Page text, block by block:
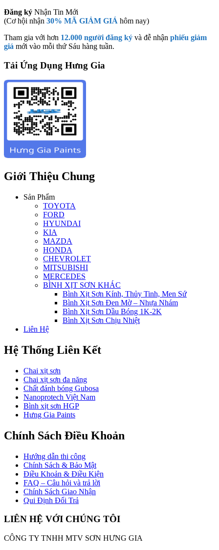
Đăng ký Nhận Tin Mới
(Cơ hội nhận 30% MÃ GIẢM GIÁ hôm nay)
Tham gia với hơn 12.000 người đăng ký và đễ nhận phiếu giảm
giá mới vào mỗi thứ Sáu hàng tuần.
Tải Ứng Dụng Hưng Gia
Giới Thiệu Chung
Sản Phẩm
TOYOTA
FORD
HYUNDAI
KIA
MAZDA
HONDA
CHEVROLET
MITSUBISHI
MERCEDES
BÌNH XỊT SƠN KHÁC
Bình Xịt Sơn Kính, Thủy Tinh, Men Sứ
Bình Xịt Sơn Đen Mờ – Nhựa Nhám
Bình Xịt Sơn Dầu Bóng 1K-2K
Bình Xịt Sơn Chịu Nhiệt
Liên Hệ
Hệ Thống Liên Kết
Chai xịt sơn
Chai xịt sơn đa năng
Chất đánh bóng Gubosa
Nanoprotech Việt Nam
Bình xịt sơn HGP
Hưng Gia Paints
Chính Sách Điều Khoản
Hướng dẫn thi công
Chính Sách & Bảo Mật
Điều Khoản & Điều Kiện
FAQ – Câu hỏi và trả lời
Chính Sách Giao Nhận
Qui Định Đổi Trả
LIÊN HỆ VỚI CHÚNG TÔI
CÔNG TY TNHH MTV SƠN HƯNG GIA